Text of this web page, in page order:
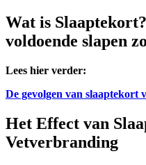
Wat is
voldoende slapen
Lees hier verder:
De gevolgen van slaaptekort
Het Effect van
Vetverbranding